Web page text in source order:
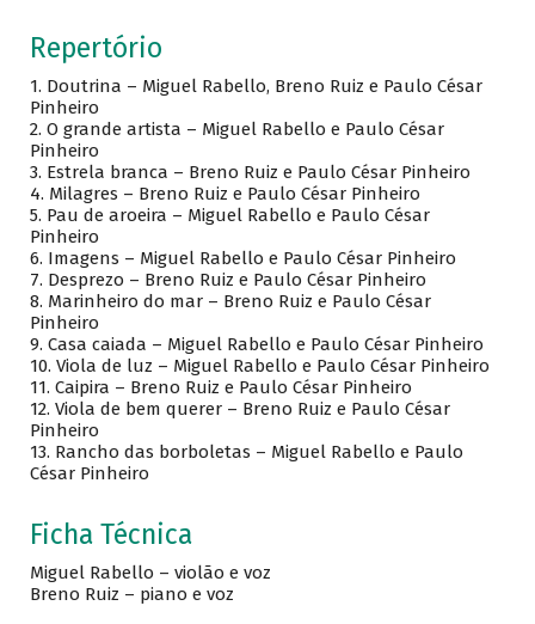
Repertório
1. Doutrina – Miguel Rabello, Breno Ruiz e Paulo César
Pinheiro
2. O grande artista – Miguel Rabello e Paulo César
Pinheiro
3. Estrela branca – Breno Ruiz e Paulo César Pinheiro
4. Milagres – Breno Ruiz e Paulo César Pinheiro
5. Pau de aroeira – Miguel Rabello e Paulo César
Pinheiro
6. Imagens – Miguel Rabello e Paulo César Pinheiro
7. Desprezo – Breno Ruiz e Paulo César Pinheiro
8. Marinheiro do mar – Breno Ruiz e Paulo César
Pinheiro
9. Casa caiada – Miguel Rabello e Paulo César Pinheiro
10. Viola de luz – Miguel Rabello e Paulo César Pinheiro
11. Caipira – Breno Ruiz e Paulo César Pinheiro
12. Viola de bem querer – Breno Ruiz e Paulo César
Pinheiro
13. Rancho das borboletas – Miguel Rabello e Paulo
César Pinheiro
Ficha Técnica
Miguel Rabello – violão e voz
Breno Ruiz – piano e voz